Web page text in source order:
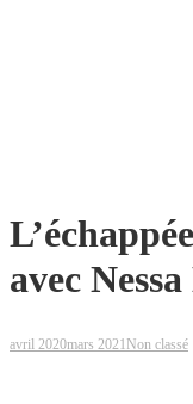
avec
avril 2020mars 2021 Non classé